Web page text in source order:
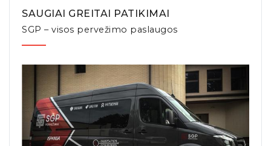
SAUGIAI GREITAI PATIKIMAI
SGP – visos pervežimo paslaugos